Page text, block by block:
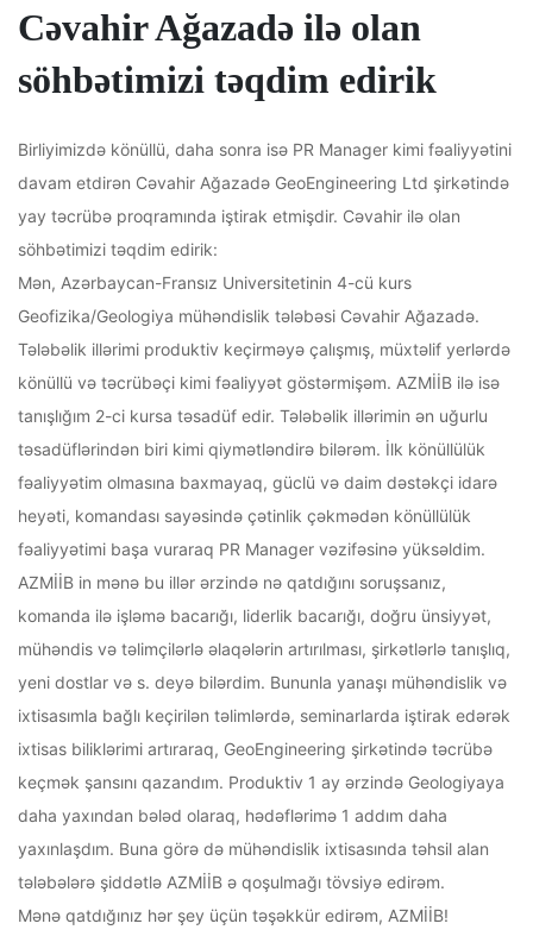
Cəvahir Ağazadə ilə olan
söhbətimizi təqdim edirik
Birliyimizdə könüllü, daha sonra isə PR Manager kimi fəaliyyətini
davam etdirən Cəvahir Ağazadə GeoEngineering Ltd şirkətində
yay təcrübə proqramında iştirak etmişdir. Cəvahir ilə olan
söhbətimizi təqdim edirik:
Mən, Azərbaycan-Fransız Universitetinin 4-cü kurs
Geofizika/Geologiya mühəndislik tələbəsi Cəvahir Ağazadə.
Tələbəlik illərimi produktiv keçirməyə çalışmış, müxtəlif yerlərdə
könüllü və təcrübəçi kimi fəaliyyət göstərmişəm. AZMİİB ilə isə
tanışlığım 2-ci kursa təsadüf edir. Tələbəlik illərimin ən uğurlu
təsadüflərindən biri kimi qiymətləndirə bilərəm. İlk könüllülük
fəaliyyətim olmasına baxmayaq, güclü və daim dəstəkçi idarə
heyəti, komandası sayəsində çətinlik çəkmədən könüllülük
fəaliyyətimi başa vuraraq PR Manager vəzifəsinə yüksəldim.
AZMİİB in mənə bu illər ərzində nə qatdığını soruşsanız,
komanda ilə işləmə bacarığı, liderlik bacarığı, doğru ünsiyyət,
mühəndis və təlimçilərlə əlaqələrin artırılması, şirkətlərlə tanışlıq,
yeni dostlar və s. deyə bilərdim. Bununla yanaşı mühəndislik və
ixtisasımla bağlı keçirilən təlimlərdə, seminarlarda iştirak edərək
ixtisas biliklərimi artıraraq, GeoEngineering şirkətində təcrübə
keçmək şansını qazandım. Produktiv 1 ay ərzində Geologiyaya
daha yaxından bələd olaraq, hədəflərimə 1 addım daha
yaxınlaşdım. Buna görə də mühəndislik ixtisasında təhsil alan
tələbələrə şiddətlə AZMİİB ə qoşulmağı tövsiyə edirəm.
Mənə qatdığınız hər şey üçün təşəkkür edirəm, AZMİİB!